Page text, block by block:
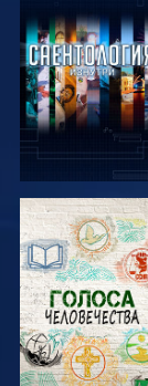
СМОТРЕТЬ
ПЕРЕДАЧИ